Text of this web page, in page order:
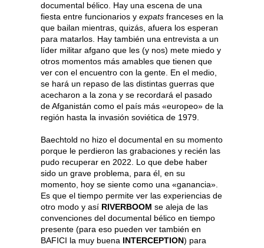
documental bélico. Hay una escena de una
fiesta entre funcionarios y expats franceses en la
que bailan mientras, quizás, afuera los esperan
para matarlos. Hay también una entrevista a un
líder militar afgano que les (y nos) mete miedo y
otros momentos más amables que tienen que
ver con el encuentro con la gente. En el medio,
se hará un repaso de las distintas guerras que
acecharon a la zona y se recordará el pasado
de Afganistán como el país más «europeo» de la
región hasta la invasión soviética de 1979.
Baechtold no hizo el documental en su momento
porque le perdieron las grabaciones y recién las
pudo recuperar en 2022. Lo que debe haber
sido un grave problema, para él, en su
momento, hoy se siente como una «ganancia».
Es que el tiempo permite ver las experiencias de
otro modo y así RIVERBOOM se aleja de las
convenciones del documental bélico en tiempo
presente (para eso pueden ver también en
BAFICI la muy buena INTERCEPTION) para